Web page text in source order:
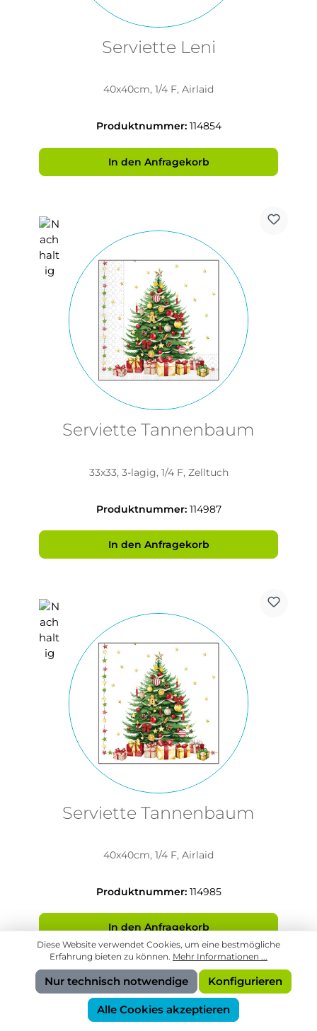
Serviette Leni
40x40cm, 1/4 F, Airlaid
Produktnummer: 114854
In den Anfragekorb
Serviette Tannenbaum
33x33, 3-lagig, 1/4 F, Zelltuch
Produktnummer: 114987
In den Anfragekorb
Serviette Tannenbaum
40x40cm, 1/4 F, Airlaid
Produktnummer: 114985
In den Anfragekorb
Diese Website verwendet Cookies, um eine bestmögliche
Erfahrung bieten zu können. Mehr Informationen ...
Nur technisch notwendige Konfigurieren
Alle Cookies akzeptieren